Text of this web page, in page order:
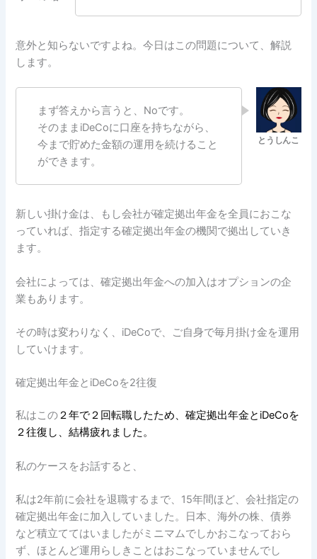
意外と知らないですよね。今日はこの問題について、解説
します。
まず答えから言うと、Noです。
そのままiDeCoに口座を持ちながら、
今まで貯めた金額の運用を続けること
ができます。
新しい掛け金は、もし会社が確定拠出年金を全員におこな
っていれば、指定する確定拠出年金の機関で拠出していき
ます。
会社によっては、確定拠出年金への加入はオプションの企
業もあります。
その時は変わりなく、iDeCoで、ご自身で毎月掛け金を運用
していけます。
確定拠出年金とiDeCoを2往復
私はこの２年で２回転職したため、確定拠出年金とiDeCoを
２往復し、結構疲れました。
私のケースをお話すると、
私は2年前に会社を退職するまで、15年間ほど、会社指定の
確定拠出年金に加入していました。日本、海外の株、債券
など積立ててはいましたがミニマムでしかおこなっておら
ず、ほとんど運用らしきことはおこなっていませんでし